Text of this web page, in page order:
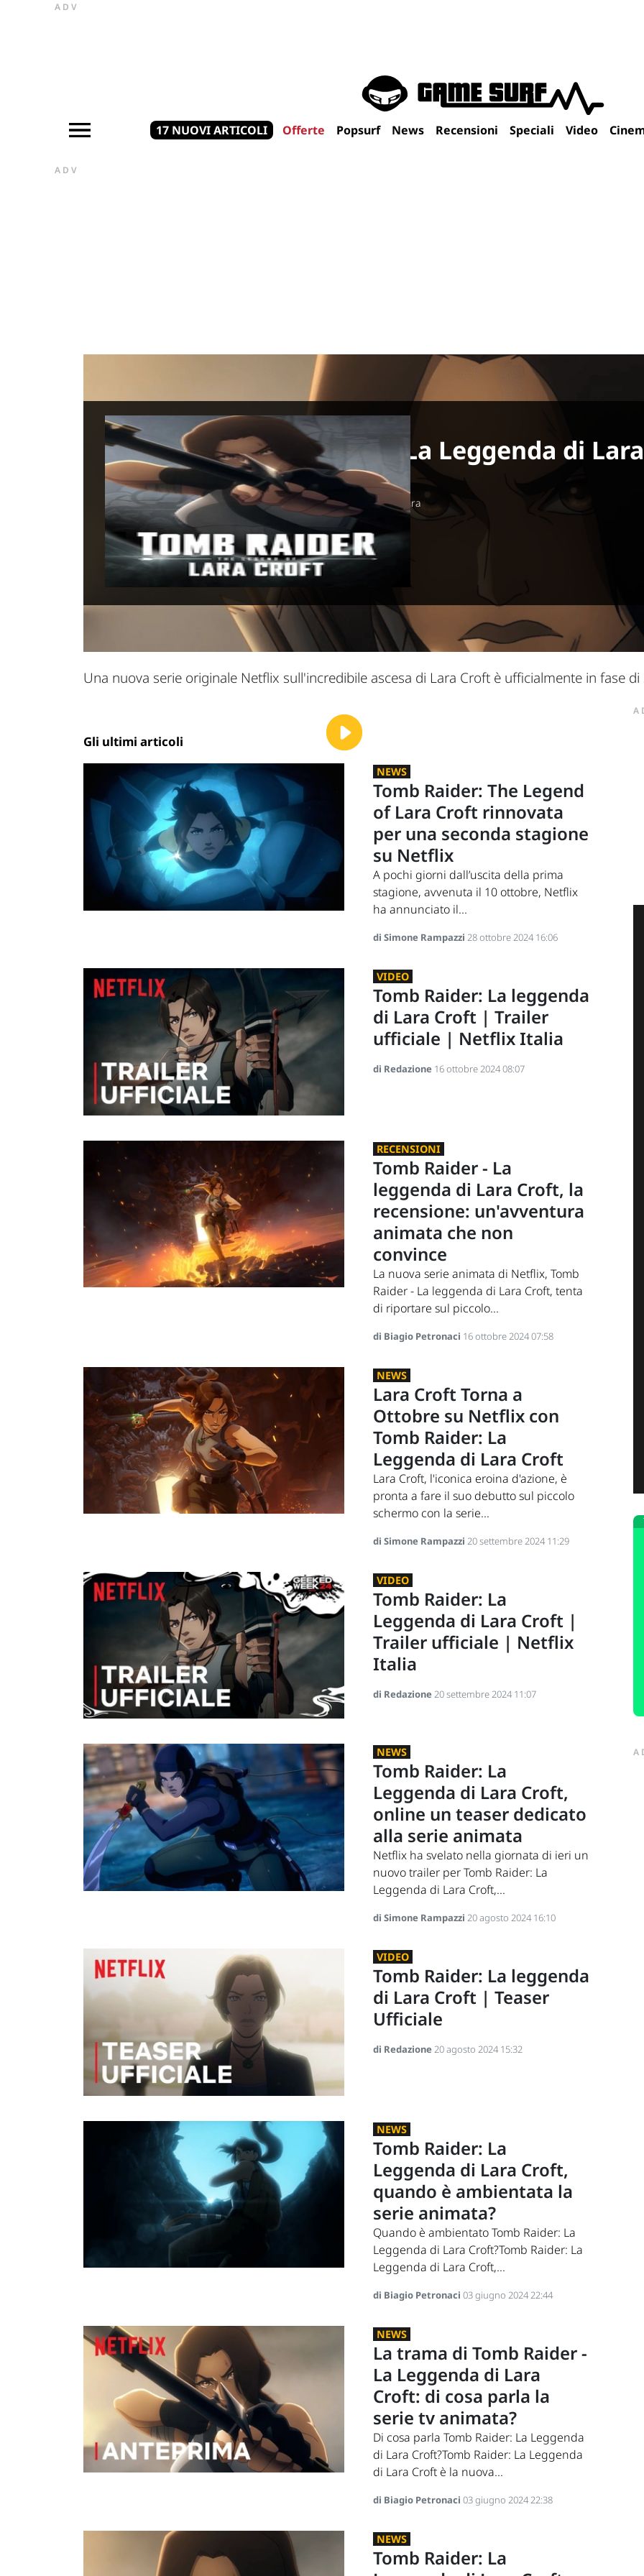
ADV
17 NUOVI ARTICOLI Offerte Popsurf News Recensioni Speciali Video
ADV
Tomb Raider: La Leggenda di
Uscita:
Genere:Azione, Animazione, Avventura
Distributori:
Produttori:
Ideatori:
Cast:
Una nuova serie originale Netflix sull'incredibile ascesa di Lara Croft è ufficialmente in fase
Gli ultimi articoli
NEWS
Tomb Raider: The Legend
of Lara Croft rinnovata
per una seconda stagione
su Netflix
A pochi giorni dall’uscita della prima
stagione, avvenuta il 10 ottobre, Netflix
ha annunciato il...
di Simone Rampazzi 28 ottobre 2024 16:06
VIDEO
Tomb Raider: La leggenda
di Lara Croft | Trailer
ufficiale | Netflix Italia
di Redazione 16 ottobre 2024 08:07
RECENSIONI
Tomb Raider - La
leggenda di Lara Croft, la
recensione: un'avventura
animata che non
convince
La nuova serie animata di Netflix, Tomb
Raider - La leggenda di Lara Croft, tenta
di riportare sul piccolo...
di Biagio Petronaci 16 ottobre 2024 07:58
NEWS
Lara Croft Torna a
Ottobre su Netflix con
Tomb Raider: La
Leggenda di Lara Croft
Lara Croft, l'iconica eroina d'azione, è
pronta a fare il suo debutto sul piccolo
schermo con la serie...
di Simone Rampazzi 20 settembre 2024 11:29
VIDEO
Tomb Raider: La
Leggenda di Lara Croft |
Trailer ufficiale | Netflix
Italia
di Redazione20 settembre 2024 11:07
NEWS
Tomb Raider: La
Leggenda di Lara Croft,
online un teaser dedicato
alla serie animata
Netflix ha svelato nella giornata di ieri un
nuovo trailer per Tomb Raider: La
Leggenda di Lara Croft,...
di Simone Rampazzi 20 agosto 2024 16:10
VIDEO
Tomb Raider: La leggenda
di Lara Croft | Teaser
Ufficiale
di Redazione20 agosto 2024 15:32
NEWS
Tomb Raider: La
Leggenda di Lara Croft,
quando è ambientata la
serie animata?
Quando è ambientato Tomb Raider: La
Leggenda di Lara Croft?Tomb Raider: La
Leggenda di Lara Croft,...
di Biagio Petronaci 03 giugno 2024 22:44
NEWS
La trama di Tomb Raider -
La Leggenda di Lara
Croft: di cosa parla la
serie tv animata?
Di cosa parla Tomb Raider: La Leggenda
di Lara Croft?Tomb Raider: La Leggenda
di Lara Croft è la nuova...
di Biagio Petronaci 03 giugno 2024 22:38
NEWS
Tomb Raider: La